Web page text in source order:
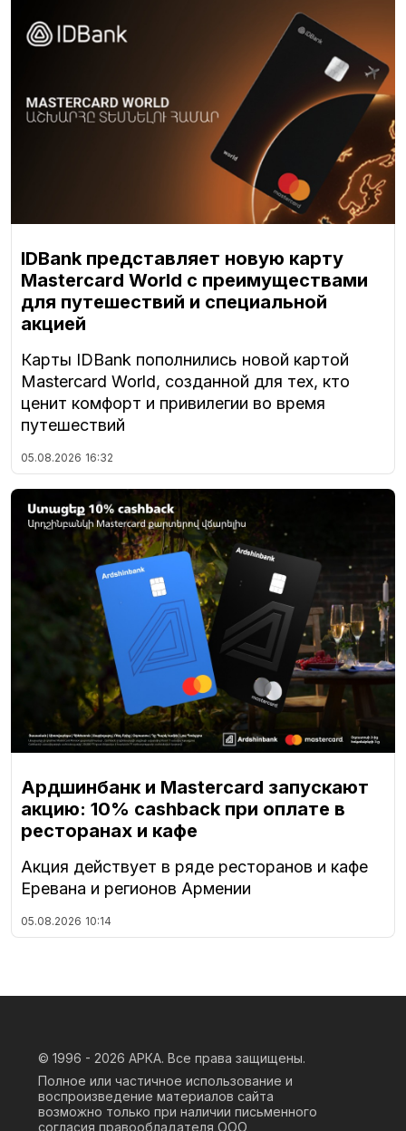
IDBank представляет новую карту
Mastercard World с преимуществами
для путешествий и специальной
акцией
Карты IDBank пополнились новой картой
Mastercard World, созданной для тех, кто
ценит комфорт и привилегии во время
путешествий
05.08.2026 16:32
Ардшинбанк и Mastercard запускают
акцию: 10% cashback при оплате в
ресторанах и кафе
Акция действует в ряде ресторанов и кафе
Еревана и регионов Армении
05.08.2026 10:14
© 1996 - 2026 АРКА. Все права защищены.
Полное или частичное использование и
воспроизведение материалов сайта
возможно только при наличии письменного
согласия правообладателя ООО